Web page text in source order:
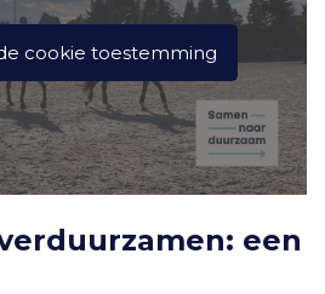
cookie toestemming
een